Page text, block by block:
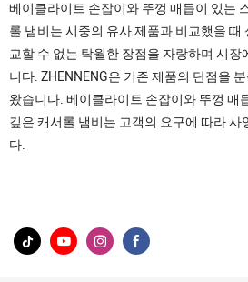
베이클라이트 손잡이와 뚜껑 매듭이 있는
롤 냄비는 시중의 유사 제품과 비교했을 때
교할 수 없는 탁월한 장점을 자랑하며 시
니다. ZHENNENG은 기존 제품의 단점을
왔습니다. 베이클라이트 손잡이와 뚜껑 매
깊은 캐서롤 냄비는 고객의 요구에 따라 사
다.